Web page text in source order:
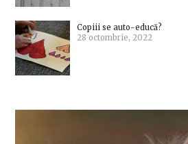
Copiii se auto-educă?
28 octombrie, 2022